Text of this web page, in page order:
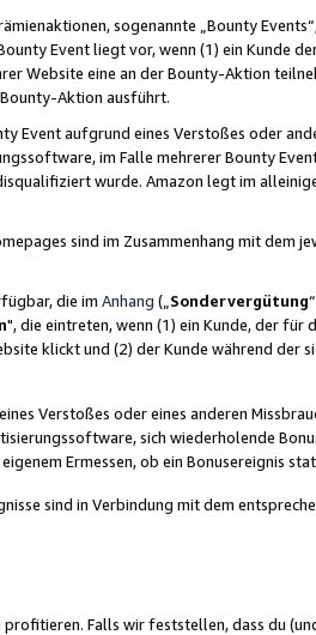
sogenannte „Bounty
Event liegt vor, wenn (1) ein Kunde
Website eine an der Bounty-Aktion
Aktion ausführt.
Event aufgrund eines Verstoßes oder
im Falle mehrerer Bounty
wurde. Amazon legt im
sind im Zusammenhang mit dem
die im Anhang („ Sondervergütung
", die eintreten, wenn (1) ein Kunde, der für
klickt und (2) der Kunde während der
Verstoßes oder eines anderen
sich wiederholende
Ermessen, ob ein Bonusereignis
sind in Verbindung mit dem
Falls wir feststellen, dass du